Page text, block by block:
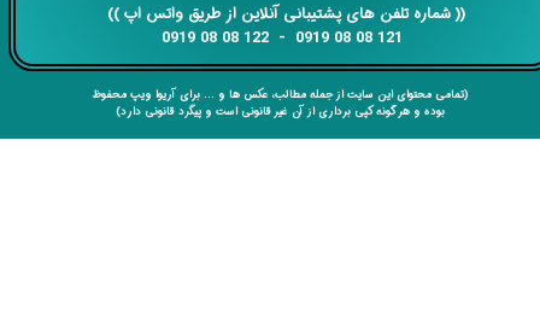
​​​​​​​​​​​​​​(( ​​​​​​​شماره تلفن های پشتیبانی آنلاین از طریق واتس اپ ))
​​​​​​​121 08 08 0919 - 122 08 08 0919
(تمامی محتوای این سایت از جمله مطالب، عکس ها و ... برای آریوا ویپ محفوظ
بوده و هر گونه کپی برداری از آن غیر قانونی است و پیگرد قانونی دارد)